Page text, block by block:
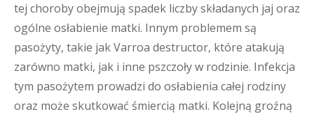
tej choroby obejmują spadek liczby składanych jaj oraz
ogólne osłabienie matki. Innym problemem są
pasożyty, takie jak Varroa destructor, które atakują
zarówno matki, jak i inne pszczoły w rodzinie. Infekcja
tym pasożytem prowadzi do osłabienia całej rodziny
oraz może skutkować śmiercią matki. Kolejną groźną